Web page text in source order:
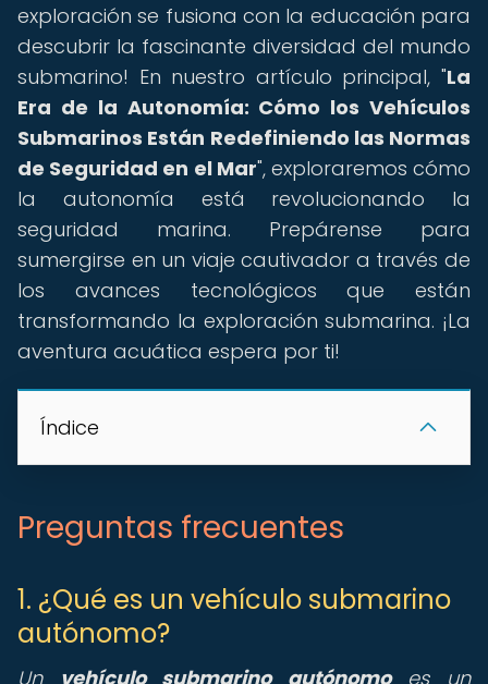
exploración se fusiona con la educación para
descubrir la fascinante diversidad del mundo
submarino! En nuestro artículo principal, "La
Era de la Autonomía: Cómo los Vehículos
Submarinos Están Redefiniendo las Normas
de Seguridad en el Mar", exploraremos cómo
la autonomía está revolucionando la
seguridad marina. Prepárense para
sumergirse en un viaje cautivador a través de
los avances tecnológicos que están
transformando la exploración submarina. ¡La
aventura acuática espera por ti!
Índice
Preguntas frecuentes
1. ¿Qué es un vehículo submarino
autónomo?
Un vehículo submarino autónomoes un